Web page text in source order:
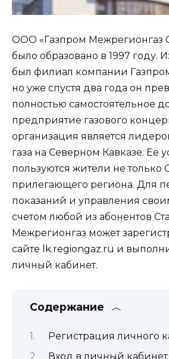
ООО «Газпром Межрегионгаз
было образовано в 1997 году.
был филиал компании
но уже спустя два года он
полностью самостоятельное
предприятие газового
организация является
газа на Северном Кавказе. Ее
пользуются жители не только
прилегающего региона. Для
показаний и управления
счетом любой из абонентов
Межрегионгаз может
сайте lk.regiongaz.ru и
личный кабинет.
Содержание
Регистрация личного
Вход в личный кабинет